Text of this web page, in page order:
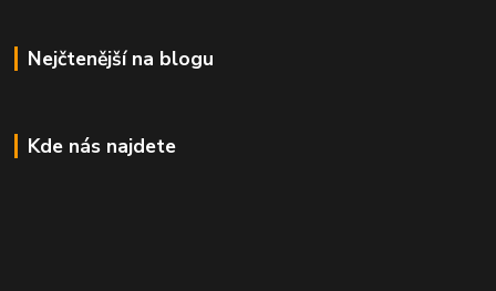
Nejčtenější na blogu
Kde nás najdete